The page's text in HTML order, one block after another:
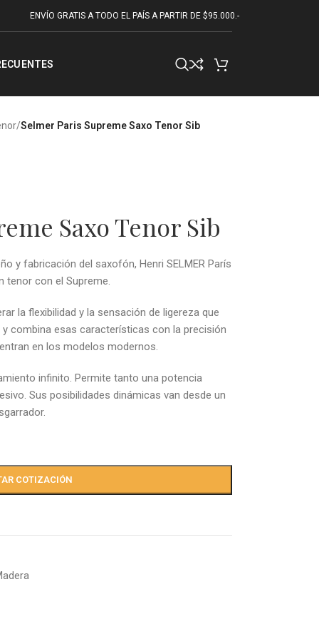
ENVÍO GRATIS A TODO EL PAÍS A PARTIR DE $95.000.-
/Selmer Paris Supreme Saxo Tenor Sib
Saxo Tenor Sib
y fabricación del saxofón, Henri SELMER París
tenor con el Supreme.
la flexibilidad y la sensación de ligereza que
combina esas características con la precisión
en los modelos modernos.
infinito. Permite tanto una potencia
Sus posibilidades dinámicas van desde un
COTIZACIÓN